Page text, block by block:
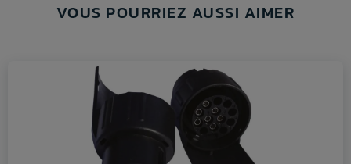
VOUS POURRIEZ AUSSI AIMER